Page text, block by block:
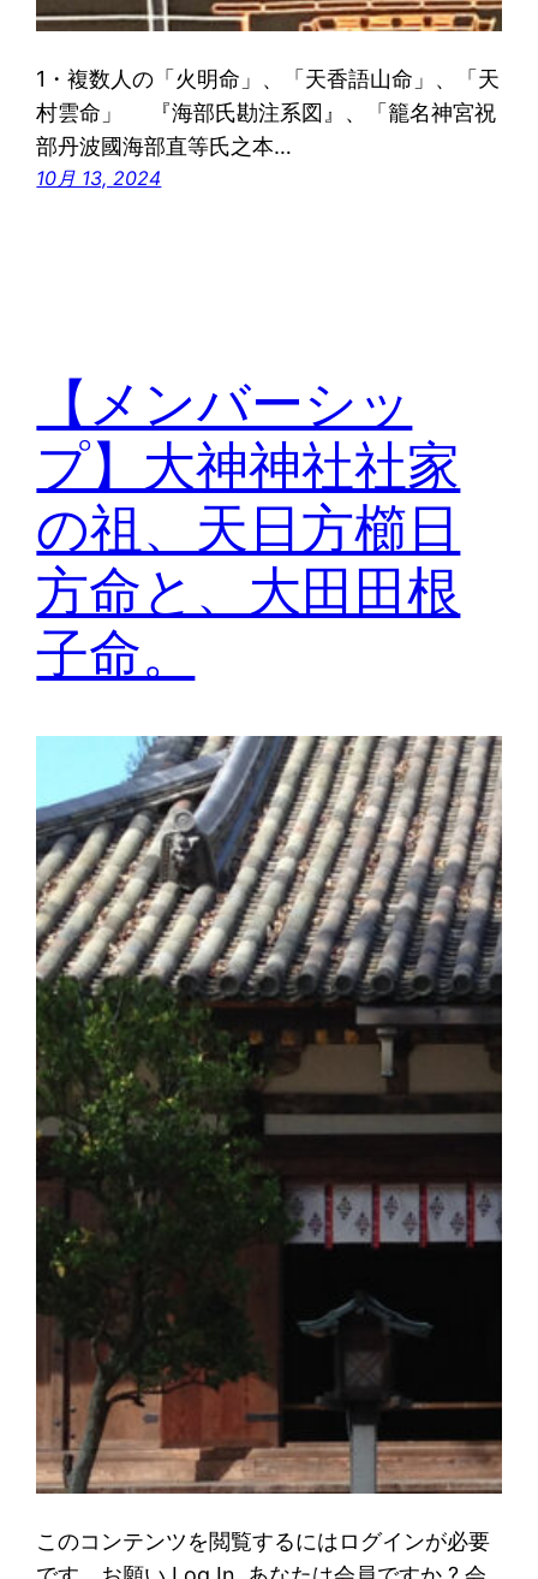
1・複数人の「火明命」、「天香語山命」、「天
村雲命」 『海部氏勘注系図』、「籠名神宮祝
部丹波國海部直等氏之本…
10月 13, 2024
【メンバーシッ
プ】大神神社社家
の祖、天日方櫛日
方命と、大田田根
子命。
このコンテンツを閲覧するにはログインが必要